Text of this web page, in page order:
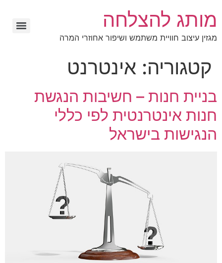
מותג להצלחה
מגזין עיצוב חוויית משתמש ושיפור אחוזרי המרה
קטגוריה: אינטרנט
בניית חנות – חשיבות הנגשת
חנות אינטרנטית לפי כללי
הנגישות בישראל